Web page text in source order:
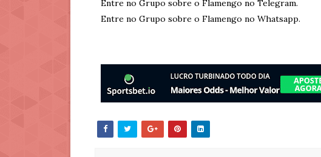
Entre no Grupo sobre o Flamengo no Telegram.
Entre no Grupo sobre o Flamengo no Whatsapp.